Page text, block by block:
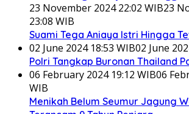
23 November 2024 22:02 WIB23
23:08 WIB
Suami Tega Aniaya Istri Hingga
02 June 2024 18:53 WIB02 June
Polri Tangkap Buronan Thailand
06 February 2024 19:12 WIB06
WIB
Menikah Belum Seumur Jagung